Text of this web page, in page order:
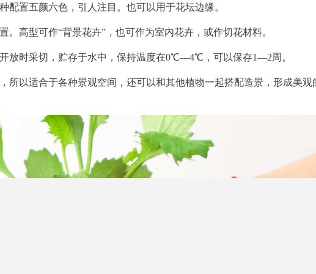
配置五颜六色，引人注目。也可以用于花坛边缘。
。高型可作“背景花卉”，也可作为室内花卉，或作切花材料。
放时采切，贮存于水中，保持温度在0℃—4℃，可以保存1—2周。
所以适合于各种景观空间，还可以和其他植物一起搭配造景，形成美观